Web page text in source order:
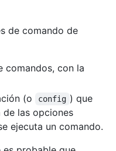
de comando de
comandos, con la
(o
config ) que
de las opciones
ejecuta un comando.